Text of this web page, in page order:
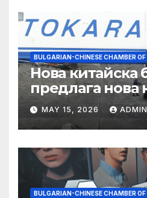
BULGARIAN-CHINESE CHAMBER
Нова китайска
предлага нова
съхранение на
MAY 15, 2026 ADMIN
BULGARIAN-CHINESE CHAMBER